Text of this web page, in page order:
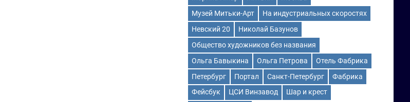
Музей Митьки-Арт
На индустриальных скоростях
Невский 20
Николай Базунов
Общество художников без названия
Ольга Бавыкина
Ольга Петрова
Отель Фабрика
Петербург
Портал Санкт-Петербург
Фабрика
Фейсбук
ЦСИ Винзавод
Шар и крест